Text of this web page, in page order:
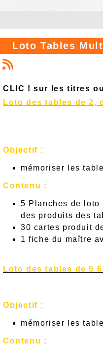
Loto Tables
CLIC ! sur les titres
Loto des tables de 2,
Objectif :
mémoriser les
Contenu :
5 Planches de loto
des produits des
30 cartes produit
1 fiche du maître
Loto des tables de 5
Objectif :
mémoriser les
Contenu :